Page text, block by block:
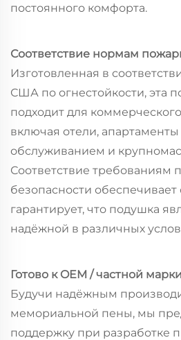
постоянного комфорта.
Соответствие нормам
Изготовленная в
США по огнестойкости, эта
подходит для
включая отели,
обслуживанием и
Соответствие требованиям
безопасности обеспечивает
гарантирует, что подушка
надёжной в различных
Готово к OEM / частной
Будучи надёжным
мемориальной пены, мы
поддержку при разработке